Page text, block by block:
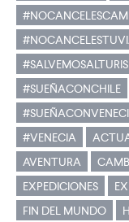
#SUEÑACONCHILE
#VENECIA
AVENTURA
EXPEDICIONES
FIN DEL MUNDO